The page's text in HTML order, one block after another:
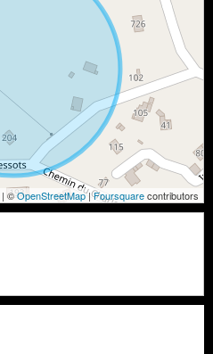
| ©OpenStreetMap|Foursquarecontributors